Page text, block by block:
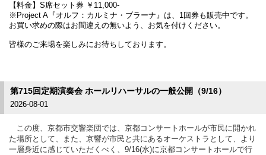
【料金】S席セット券 ￥11,000-
※Project A『オルフ：カルミナ・ブラーナ』は、1回券も販売中です。
お買い求めの際はお間違えの無いよう、お気を付けください。
皆様のご来場を楽しみにお待ちしております。
第715回定期演奏会 ホールリハーサルの一般公開（9/16）
2026-08-01
この度、京都市交響楽団では、 京都コンサートホールが市民に開かれ
た場所として、また、 京響が市民と共にあるオーケストラとして、 より
一層身近に感じていただくべく、 9/16(水)に京都コンサートホールで行